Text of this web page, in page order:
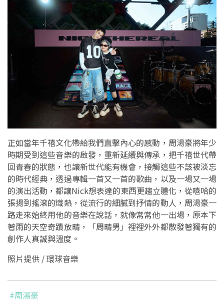
正如當年千禧文化帶給我們直擊內心的感動，周湯豪將年少
時期受到這些音樂的啟發，重新延續與傳承，把千禧世代帶
回青春的狀態，也讓新世代能有機會，接觸這些不該被淡忘
的時代經典，透過專輯一首又一首的歌曲，以及一場又一場
的演出活動，都讓Nick想表達的東西更趨立體化，從嘻哈的
張揚到搖滾的熾熱，從流行的細膩到抒情的動人，周湯豪一
路走來始終用他的音樂在說話，就像常常他一出場，原本下
著雨的天空奇蹟放晴，「周晴男」裡裡外外都散發著獨有的
創作人真誠與溫度。
照片提供 / 環球音樂
#周湯豪